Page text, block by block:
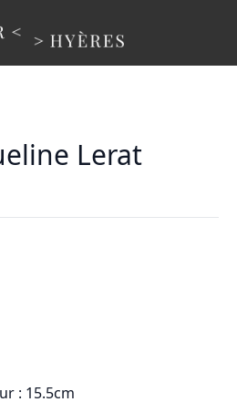
Lerat
: 15.5cm